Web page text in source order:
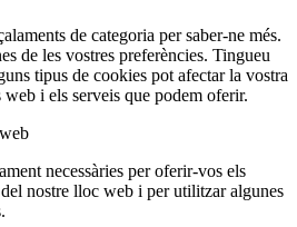
de categoria per saber-ne més.
de les vostres preferències. Tingueu
tipus de cookies pot afectar la vostra
i els serveis que podem oferir.
necessàries per oferir-vos els
nostre lloc web i per utilitzar algunes